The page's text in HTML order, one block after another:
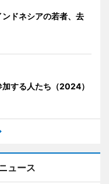
ドネシアの若者、去
する人たち（2024）
ュース